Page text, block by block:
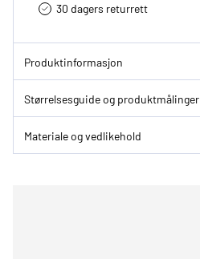
30 dagers returrett
Produktinformasjon
Størrelsesguide og produktmålinger
Materiale og vedlikehold